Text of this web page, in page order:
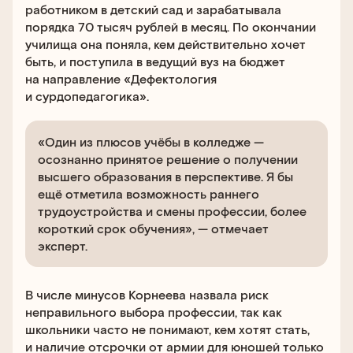
работником в детский сад и зарабатывала
порядка 70 тысяч рублей в месяц. По окончании
училища она поняла, кем действительно хочет
быть, и поступила в ведущий вуз на бюджет
на направление «Дефектология
и сурдопедагогика».
«Один из плюсов учёбы в колледже —
осознанно принятое решение о получении
высшего образования в перспективе. Я бы
ещё отметила возможность раннего
трудоустройства и смены профессии, более
короткий срок обучения», — отмечает
эксперт.
В числе минусов Корнеева назвала риск
неправильного выбора профессии, так как
школьники часто не понимают, кем хотят стать,
и наличие отсрочки от армии для юношей только